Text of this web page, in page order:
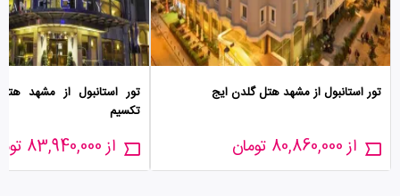
تور استانبول از مشهد هتل گلدن ایج
از 80,860,000 تومان
تور استانبول از مشهد
تکسیم
از 83,940,000 تومان